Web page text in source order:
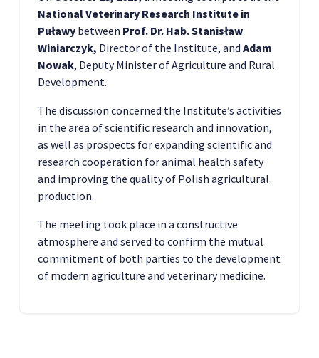
National Veterinary Research Institute in
Puławy between Prof. Dr. Hab. Stanisław
Winiarczyk, Director of the Institute, and Adam
Nowak, Deputy Minister of Agriculture and Rural
Development.
The discussion concerned the Institute’s activities
in the area of scientific research and innovation,
as well as prospects for expanding scientific and
research cooperation for animal health safety
and improving the quality of Polish agricultural
production.
The meeting took place in a constructive
atmosphere and served to confirm the mutual
commitment of both parties to the development
of modern agriculture and veterinary medicine.